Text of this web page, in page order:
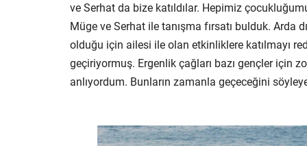
ve Serhat da bize katıldılar. Hepimiz
Müge ve Serhat ile tanışma fırsatı bulduk. Arda
olduğu için ailesi ile olan etkinliklere katılmayı
geçiriyormuş. Ergenlik çağları bazı gençler için
anlıyordum. Bunların zamanla geçeceğini